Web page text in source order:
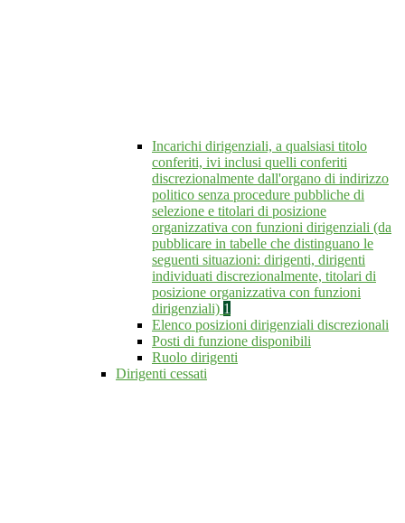
Incarichi dirigenziali, a qualsiasi titolo
conferiti, ivi inclusi quelli conferiti
discrezionalmente dall'organo di indirizzo
politico senza procedure pubbliche di
selezione e titolari di posizione
organizzativa con funzioni dirigenziali (da
pubblicare in tabelle che distinguano le
seguenti situazioni: dirigenti, dirigenti
individuati discrezionalmente, titolari di
posizione organizzativa con funzioni
dirigenziali) 1
Elenco posizioni dirigenziali discrezionali
Posti di funzione disponibili
Ruolo dirigenti
Dirigenti cessati